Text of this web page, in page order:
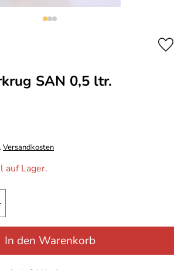
SAN 0,5 ltr.
Versandkosten
auf Lager.
In den Warenkorb